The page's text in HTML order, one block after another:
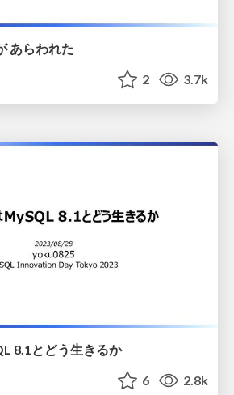
あらわれた
2 3.7k
8.1とどう生きるか
6 2.8k